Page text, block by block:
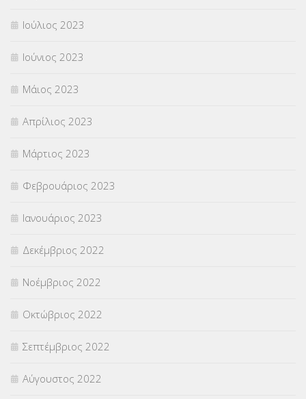
Ιούλιος 2023
Ιούνιος 2023
Μάιος 2023
Απρίλιος 2023
Μάρτιος 2023
Φεβρουάριος 2023
Ιανουάριος 2023
Δεκέμβριος 2022
Νοέμβριος 2022
Οκτώβριος 2022
Σεπτέμβριος 2022
Αύγουστος 2022